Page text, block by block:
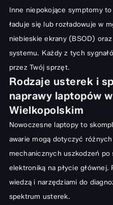
Jak wybrać najlepszy serwis
Wielkopolskim?
Na co zwrócić uwagę przed
Znaczenie doświadczenia i
Korzyści z lokalnej naprawy
dostępność
Oszczędność czasu i
Profesjonalne doradztwo i
Podsumowanie: Długie życie
profesjonalnej naprawie
Inne niepokojące symptomy
ładuje się lub rozładowuje w
niebieskie ekrany (BSOD)
systemu. Każdy z tych
przez Twój sprzęt.
Rodzaje usterek i
naprawy laptopów
Wielkopolskim
Nowoczesne laptopy to
awarie mogą dotyczyć
mechanicznych uszkodzeń po
elektroniką na płycie
wiedzą i narzędziami do
spektrum usterek.